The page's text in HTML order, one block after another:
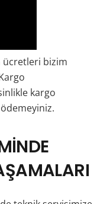
bizim
kargo